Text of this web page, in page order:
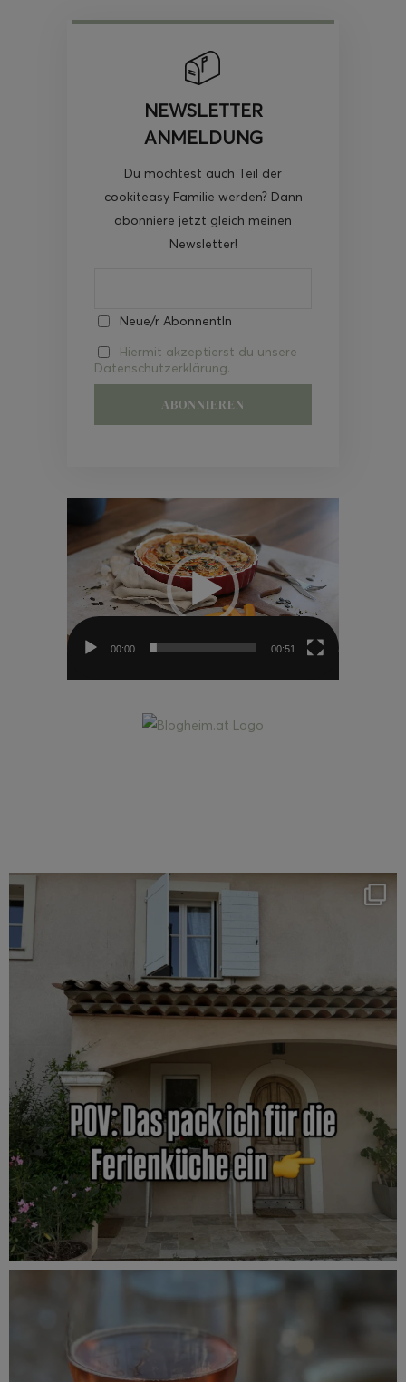
NEWSLETTER
ANMELDUNG
Du möchtest auch Teil der
cookiteasy Familie werden? Dann
abonniere jetzt gleich meinen
Newsletter!
Neue/r AbonnentIn
Hiermit akzeptierst du unsere
Datenschutzerklärung.
Video-
00:00 00:51